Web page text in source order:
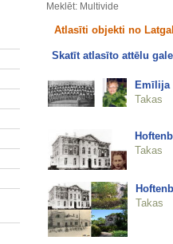
Meklēt: Multivide
Atlasīti objekti no
Skatīt atlasīto attēlu
Emīlija
Takas
Takas
Takas